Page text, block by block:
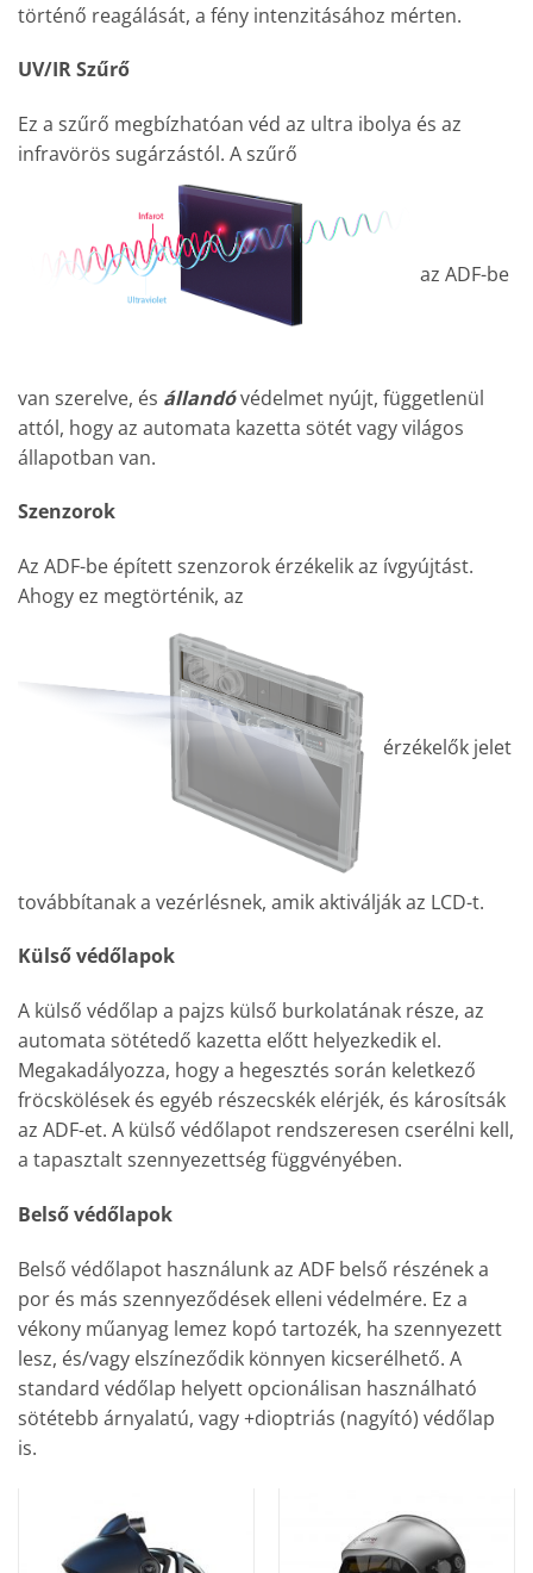
történő reagálását, a fény intenzitásához mérten.
UV/IR Szűrő
Ez a szűrő megbízhatóan véd az ultra ibolya és az
infravörös sugárzástól. A szűrő
az ADF-be
van szerelve, és állandóvédelmet nyújt, függetlenül
attól, hogy az automata kazetta sötét vagy világos
állapotban van.
Szenzorok
Az ADF-be épített szenzorok érzékelik az ívgyújtást.
Ahogy ez megtörténik, az
érzékelők jelet
továbbítanak a vezérlésnek, amik aktiválják az LCD-t.
Külső védőlapok
A külső védőlap a pajzs külső burkolatának része, az
automata sötétedő kazetta előtt helyezkedik el.
Megakadályozza, hogy a hegesztés során keletkező
fröcskölések és egyéb részecskék elérjék, és károsítsák
az ADF-et. A külső védőlapot rendszeresen cserélni kell,
a tapasztalt szennyezettség függvényében.
Belső védőlapok
Belső védőlapot használunk az ADF belső részének a
por és más szennyeződések elleni védelmére. Ez a
vékony műanyag lemez kopó tartozék, ha szennyezett
lesz, és/vagy elszíneződik könnyen kicserélhető. A
standard védőlap helyett opcionálisan használható
sötétebb árnyalatú, vagy +dioptriás (nagyító) védőlap
is.